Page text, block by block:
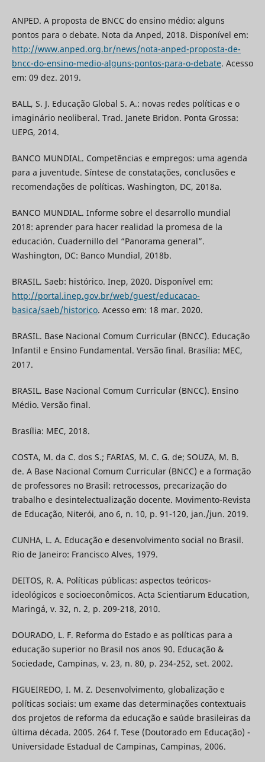
ANPED. A proposta de BNCC do ensino médio: alguns
pontos para o debate. Nota da Anped, 2018. Disponível em:
http://www.anped.org.br/news/nota-anped-proposta-de-
bncc-do-ensino-medio-alguns-pontos-para-o-debate. Acesso
em: 09 dez. 2019.
BALL, S. J. Educação Global S. A.: novas redes políticas e o
imaginário neoliberal. Trad. Janete Bridon. Ponta Grossa:
UEPG, 2014.
BANCO MUNDIAL. Competências e empregos: uma agenda
para a juventude. Síntese de constatações, conclusões e
recomendações de políticas. Washington, DC, 2018a.
BANCO MUNDIAL. Informe sobre el desarrollo mundial
2018: aprender para hacer realidad la promesa de la
educación. Cuadernillo del “Panorama general”.
Washington, DC: Banco Mundial, 2018b.
BRASIL. Saeb: histórico. Inep, 2020. Disponível em:
http://portal.inep.gov.br/web/guest/educacao-
basica/saeb/historico. Acesso em: 18 mar. 2020.
BRASIL. Base Nacional Comum Curricular (BNCC). Educação
Infantil e Ensino Fundamental. Versão final. Brasília: MEC,
2017.
BRASIL. Base Nacional Comum Curricular (BNCC). Ensino
Médio. Versão final.
Brasília: MEC, 2018.
COSTA, M. da C. dos S.; FARIAS, M. C. G. de; SOUZA, M. B.
de. A Base Nacional Comum Curricular (BNCC) e a formação
de professores no Brasil: retrocessos, precarização do
trabalho e desintelectualização docente. Movimento-Revista
de Educação, Niterói, ano 6, n. 10, p. 91-120, jan./jun. 2019.
CUNHA, L. A. Educação e desenvolvimento social no Brasil.
Rio de Janeiro: Francisco Alves, 1979.
DEITOS, R. A. Políticas públicas: aspectos teóricos-
ideológicos e socioeconômicos. Acta Scientiarum Education,
Maringá, v. 32, n. 2, p. 209-218, 2010.
DOURADO, L. F. Reforma do Estado e as políticas para a
educação superior no Brasil nos anos 90. Educação &
Sociedade, Campinas, v. 23, n. 80, p. 234-252, set. 2002.
FIGUEIREDO, I. M. Z. Desenvolvimento, globalização e
políticas sociais: um exame das determinações contextuais
dos projetos de reforma da educação e saúde brasileiras da
última década. 2005. 264 f. Tese (Doutorado em Educação) -
Universidade Estadual de Campinas, Campinas, 2006.